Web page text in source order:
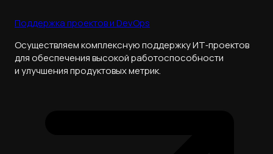
Поддержка проектов и DevOps
Осуществляем комплексную поддержку ИТ‑проектов
для обеспечения высокой работоспособности
и улучшения продуктовых метрик.